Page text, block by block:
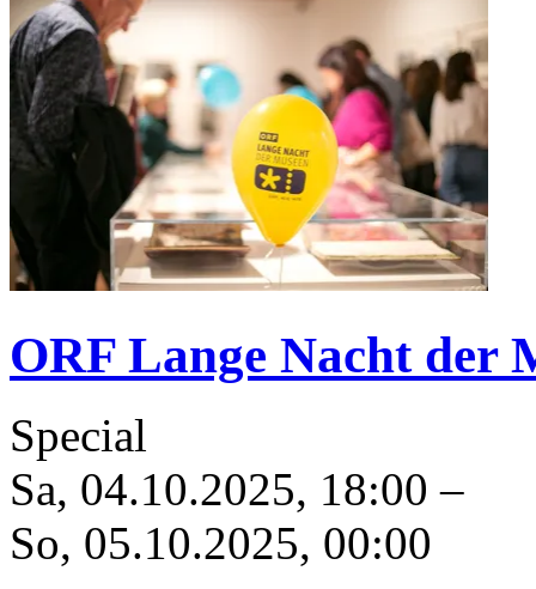
ORF Lange Nacht der
Special
Sa, 04.10.2025, 18:00 –
So, 05.10.2025, 00:00